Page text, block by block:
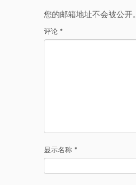
您的邮箱地址不会被公开。
评论 *
显示名称 *